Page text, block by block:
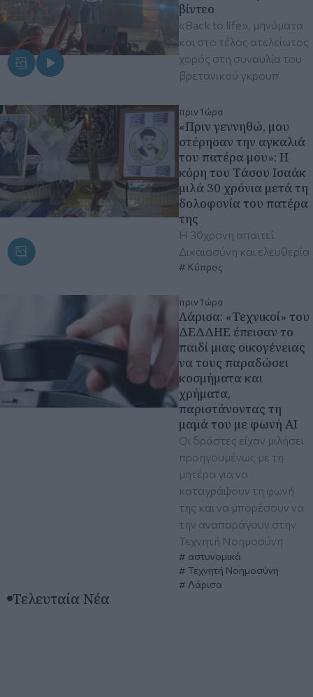
βίντεο
«Back to life», μηνύματα
και στο τέλος ατελείωτος
χορός στη συναυλία του
βρετανικού γκρουπ
πριν 1 ώρα
«Πριν γεννηθώ, μου
στέρησαν την αγκαλιά
του πατέρα μου»: Η
κόρη του Τάσου Ισαάκ
μιλά 30 χρόνια μετά τη
δολοφονία του πατέρα
της
Η 30χρονη απαιτεί
Δικαιοσύνη και ελευθερία
Κύπρος
πριν 1 ώρα
Λάρισα: «Τεχνικοί» του
ΔΕΔΔΗΕ έπεισαν το
παιδί μιας οικογένειας
να τους παραδώσει
κοσμήματα και
χρήματα,
παριστάνοντας τη
μαμά του με φωνή ΑΙ
Οι δράστες είχαν μιλήσει
προηγουμένως με τη
μητέρα για να
καταγράψουν τη φωνή
της και να μπορέσουν να
την αναπαράγουν στην
Τεχνητή Νοημοσύνη
αστυνομικά
Τεχνητή Νοημοσύνη
Λάρισα
Τελευταία Νέα